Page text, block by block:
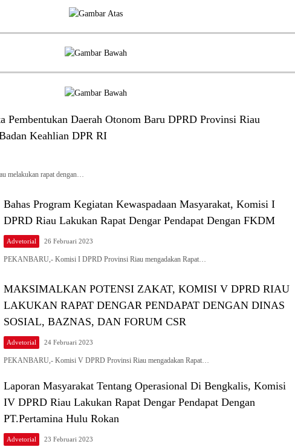
Pembentukan Daerah Otonom Baru DPRD Provinsi Riau
Keahlian DPR RI
rapat dengan…
Bahas Program Kegiatan Kewaspadaan Masyarakat, Komisi I
DPRD Riau Lakukan Rapat Dengar Pendapat Dengan FKDM
Advetorial 26 Februari 2023
PEKANBARU,- Komisi I DPRD Provinsi Riau mengadakan Rapat…
MAKSIMALKAN POTENSI ZAKAT, KOMISI V DPRD RIAU
LAKUKAN RAPAT DENGAR PENDAPAT DENGAN DINAS
SOSIAL, BAZNAS, DAN FORUM CSR
Advetorial 24 Februari 2023
PEKANBARU,- Komisi V DPRD Provinsi Riau mengadakan Rapat…
Laporan Masyarakat Tentang Operasional Di Bengkalis, Komisi
IV DPRD Riau Lakukan Rapat Dengar Pendapat Dengan
PT.Pertamina Hulu Rokan
Advetorial 23 Februari 2023